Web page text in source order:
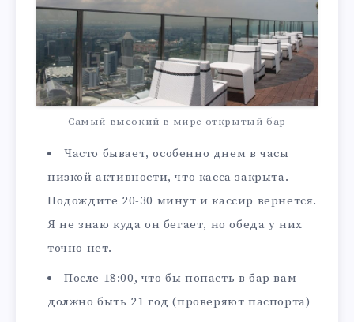
Самый высокий в мире открытый бар
Часто бывает, особенно днем в часы
низкой активности, что касса закрыта.
Подождите 20-30 минут и кассир вернется.
Я не знаю куда он бегает, но обеда у них
точно нет.
После 18:00, что бы попасть в бар вам
должно быть 21 год (проверяют паспорта)